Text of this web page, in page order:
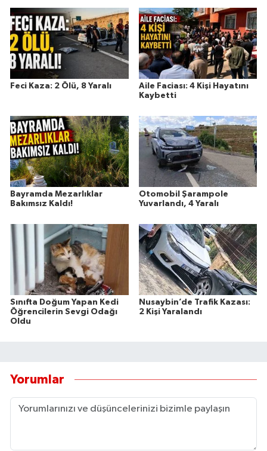
Feci Kaza: 2 Ölü, 8 Yaralı
Aile Faciası: 4 Kişi Hayatını
Kaybetti
Bayramda Mezarlıklar
Bakımsız Kaldı!
Otomobil Şarampole
Yuvarlandı, 4 Yaralı
Sınıfta Doğum Yapan Kedi
Öğrencilerin Sevgi Odağı
Oldu
Nusaybin’de Trafik Kazası:
2 Kişi Yaralandı
Yorumlar